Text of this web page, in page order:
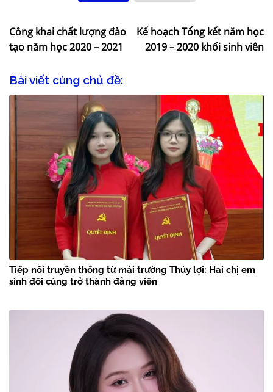
Công khai chất lượng đào
tạo năm học 2020 – 2021
Kế hoạch Tổng kết năm học
2019 – 2020 khối sinh viên
Bài viết cùng chủ đề:
Tiếp nối truyền thống từ mái trường Thủy lợi: Hai chị em
sinh đôi cùng trở thành đảng viên